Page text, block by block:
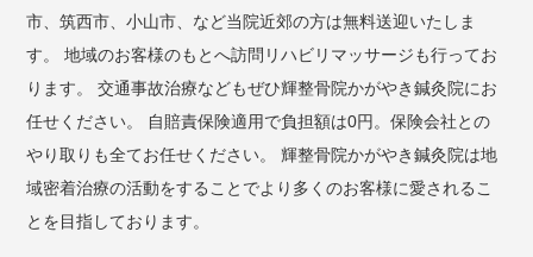
市、筑西市、小山市、など当院近郊の方は無料送迎いたしま
す。 地域のお客様のもとへ訪問リハビリマッサージも行ってお
ります。 交通事故治療などもぜひ輝整骨院かがやき鍼灸院にお
任せください。 自賠責保険適用で負担額は0円。保険会社との
やり取りも全てお任せください。 輝整骨院かがやき鍼灸院は地
域密着治療の活動をすることでより多くのお客様に愛されるこ
とを目指しております。